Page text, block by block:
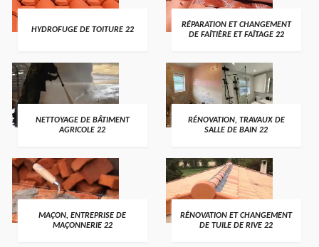
HYDROFUGE DE TOITURE 22
RÉPARATION ET CHANGEMENT
DE FAÎTIÈRE ET FAÎTAGE 22
NETTOYAGE DE BÂTIMENT
AGRICOLE 22
RÉNOVATION, TRAVAUX DE
SALLE DE BAIN 22
MAÇON, ENTREPRISE DE
MAÇONNERIE 22
RÉNOVATION ET CHANGEMENT
DE TUILE DE RIVE 22